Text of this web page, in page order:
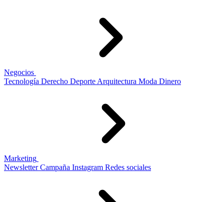
Negocios
Tecnología Derecho Deporte Arquitectura Moda Dinero
Marketing
Newsletter Campaña Instagram Redes sociales